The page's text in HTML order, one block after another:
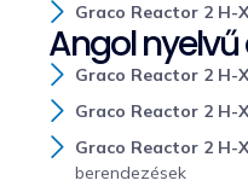
Graco Reactor 2 H-
Angol
Graco Reactor 2 H-
Graco Reactor 2 H-
Graco Reactor 2 H-
berendezések